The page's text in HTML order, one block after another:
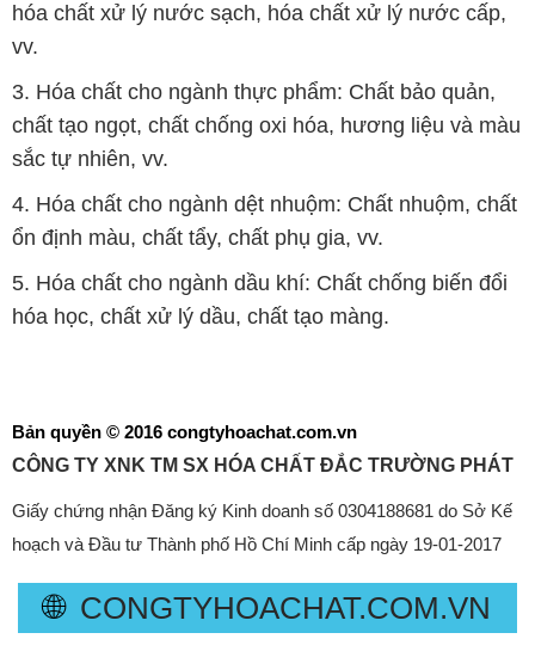
hóa chất xử lý nước sạch, hóa chất xử lý nước cấp,
vv.
3. Hóa chất cho ngành thực phẩm: Chất bảo quản,
chất tạo ngọt, chất chống oxi hóa, hương liệu và màu
sắc tự nhiên, vv.
4. Hóa chất cho ngành dệt nhuộm: Chất nhuộm, chất
ổn định màu, chất tẩy, chất phụ gia, vv.
5. Hóa chất cho ngành dầu khí: Chất chống biến đổi
hóa học, chất xử lý dầu, chất tạo màng.
Bản quyền © 2016 congtyhoachat.com.vn
CÔNG TY XNK TM SX HÓA CHẤT ĐẮC TRƯỜNG PHÁT
Giấy chứng nhận Đăng ký Kinh doanh số 0304188681 do Sở Kế
hoạch và Đầu tư Thành phố Hồ Chí Minh cấp ngày 19-01-2017
🌐 CONGTYHOACHAT.COM.VN